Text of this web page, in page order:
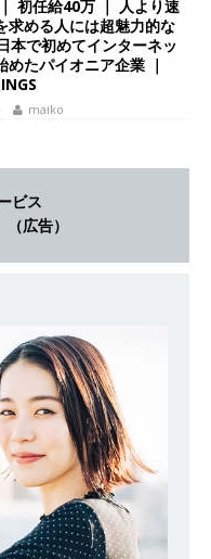
体育会積極採用企業
] 【 28卒 ｜ 30分のオンライン
会 】 世界最大級の金融サー
ラルタ生命
トップシェアの半導体技術
メーカー ｜ 年間休日129日・
売上高1,138億円 ｜ プライム
体育会積極採用企業
] 【 28卒 ｜ 適性検査合否免
インターンあり 】 東京勤
の不動産投資市場東京で投資
初任給40万 ｜ 人より速
求める人には超魅力的な
本で初めてインターネッ
めたパイオニア企業 ｜
maiko
ビス
）